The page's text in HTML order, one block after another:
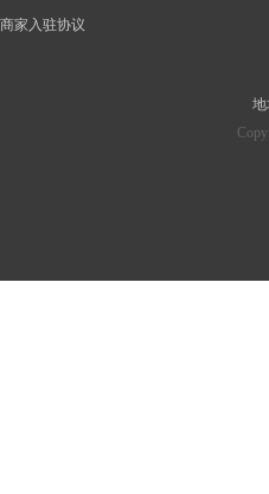
商家入驻协议
地